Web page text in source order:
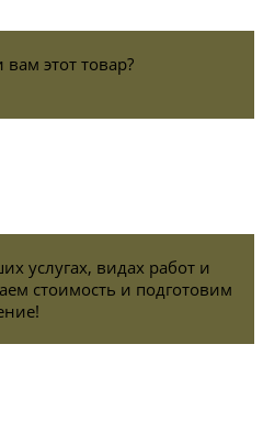
этот товар?
услугах, видах работ и
стоимость и подготовим